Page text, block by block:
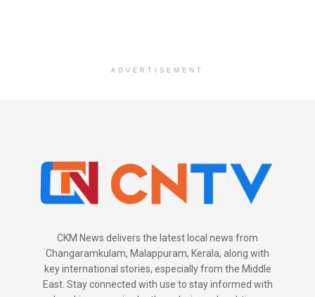
ADVERTISEMENT
CKM News delivers the latest local news from
Changaramkulam, Malappuram, Kerala, along with
key international stories, especially from the Middle
East. Stay connected with use to stay informed with